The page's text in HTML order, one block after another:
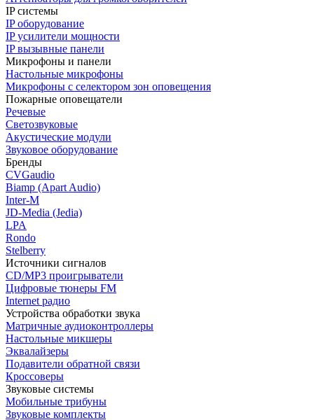
IP системы
IP оборудование
IP усилители мощности
IP вызывные панели
Микрофоны и панели
Настольные микрофоны
Микрофоны с селектором зон оповещения
Пожарные оповещатели
Речевые
Светозвуковые
Акустические модули
Звуковое оборудование
Бренды
CVGaudio
Biamp (Apart Audio)
Inter-M
JD-Media (Jedia)
LPA
Rondo
Stelberry
Источники сигналов
CD/MP3 проигрыватели
Цифровые тюнеры FM
Internet радио
Устройства обработки звука
Матричные аудиоконтроллеры
Настольные микшеры
Эквалайзеры
Подавители обратной связи
Кроссоверы
Звуковые системы
Мобильные трибуны
Звуковые комплекты